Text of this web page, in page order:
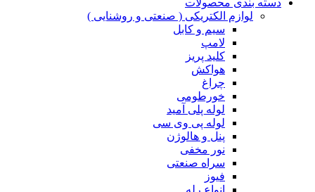
دسته بندی محصولات
لوازم الکتریکی ( صنعتی و روشنایی )
سیم و کابل
لامپ
کلید پریز
هواکش
چراغ
خورطومی
لوله پلی آمید
لوله پی وی سی
پنل و هالوژن
نور مخفی
سراه صنعتی
فیوز